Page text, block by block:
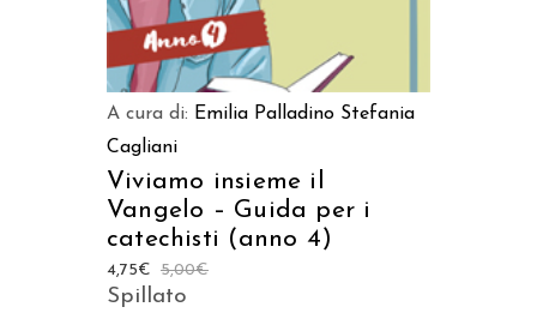
A cura di: Emilia Palladino Stefania
Cagliani
Viviamo insieme il
Vangelo – Guida per i
catechisti (anno 4)
5,00€
4,75€
Spillato